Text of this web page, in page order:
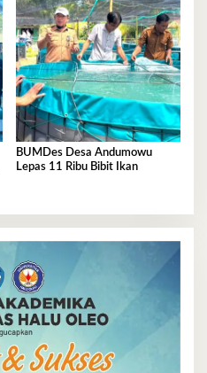
BUMDes Desa Andumowu
Lepas 11 Ribu Bibit Ikan